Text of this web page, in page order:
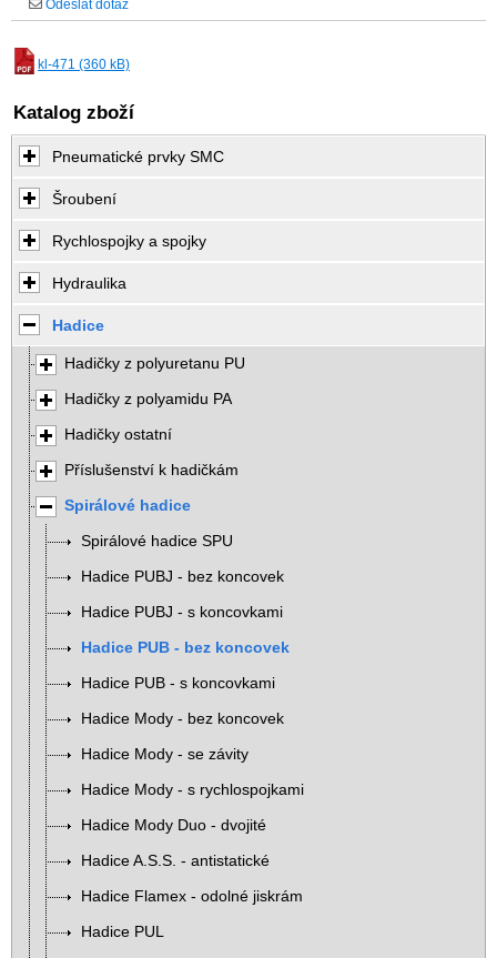
Odeslat dotaz
kl-471 (360 kB)
Katalog zboží
Pneumatické prvky SMC
Šroubení
Rychlospojky a spojky
Hydraulika
Hadice
Hadičky z polyuretanu PU
Hadičky z polyamidu PA
Hadičky ostatní
Příslušenství k hadičkám
Spirálové hadice
Spirálové hadice SPU
Hadice PUBJ - bez koncovek
Hadice PUBJ - s koncovkami
Hadice PUB - bez koncovek
Hadice PUB - s koncovkami
Hadice Mody - bez koncovek
Hadice Mody - se závity
Hadice Mody - s rychlospojkami
Hadice Mody Duo - dvojité
Hadice A.S.S. - antistatické
Hadice Flamex - odolné jiskrám
Hadice PUL